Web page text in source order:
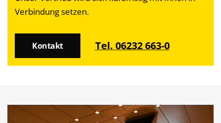
Verbindung setzen.
Kontakt Tel. 06232 663-0